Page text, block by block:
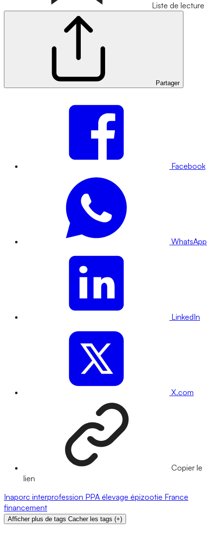
Liste de lecture
Partager
Facebook
WhatsApp
LinkedIn
X.com
Copier le
lien
Inaporc interprofession PPA élevage épizootie France
financement
Afficher plus de tags Cacher les tags (+)